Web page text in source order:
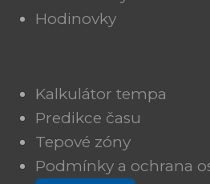
Hodinovky
Kalkulátor tempa
Predikce času
Tepové zóny
Podmínky a ochrana